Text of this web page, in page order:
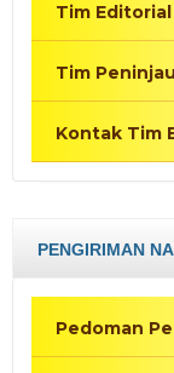
Tim Editorial
Tim Peninjau
Kontak Tim
PENGIRIMAN
Pedoman